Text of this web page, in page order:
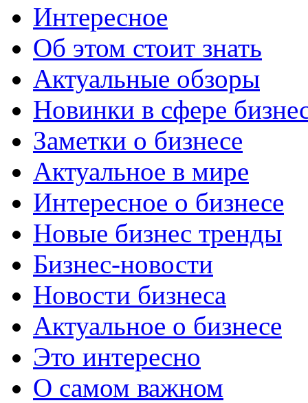
Интересное
Об этом стоит знать
Актуальные обзоры
Новинки в сфере
Заметки о бизнесе
Актуальное в мире
Интересное о бизнесе
Новые бизнес тренды
Бизнес-новости
Новости бизнеса
Актуальное о бизнесе
Это интересно
О самом важном